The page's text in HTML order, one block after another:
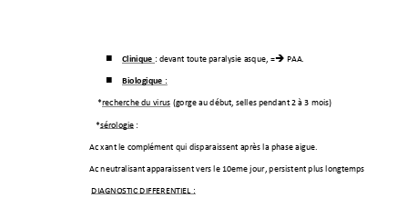
Clinique : devant toute paralysie flasque, = PAA.
Biologique :
*recherche du virus (gorge au début, selles pendant 2 à 3 mois)
*sérologie :
Ac fixant le complément qui disparaissent après la phase aigue.
Ac neutralisant apparaissent vers le 10eme jour, persistent plus longtemps
DIAGNOSTIC DIFFERENTIEL :